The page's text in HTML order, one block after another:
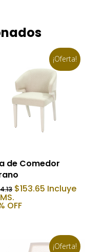
¡Oferta!
Añadir Al Carrito
de Comedor
El
original
$153.65 El
precio
Incluye
OFF
¡Oferta!